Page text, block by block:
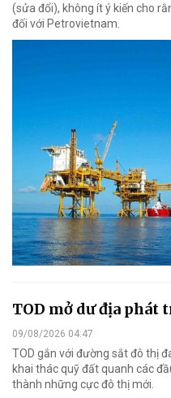
(sửa đổi), không ít ý kiến cho
đối với Petrovietnam.
TOD mở dư địa phát
09/08/2026 04:47
TOD gắn với đường sắt đô thị
khai thác quỹ đất quanh các
thành những cực đô thị mới.